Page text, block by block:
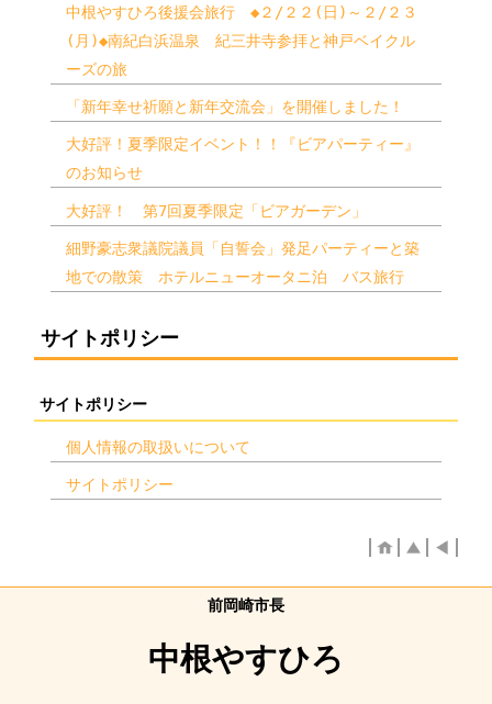
中根やすひろ後援会旅行 ◆２/２２(日)～２/２３
(月)◆南紀白浜温泉 紀三井寺参拝と神戸ベイクル
ーズの旅
「新年幸せ祈願と新年交流会」を開催しました！
大好評！夏季限定イベント！！『ビアパーティー』
のお知らせ
大好評！ 第7回夏季限定「ビアガーデン」
細野豪志衆議院議員「自誓会」発足パーティーと築
地での散策 ホテルニューオータニ泊 バス旅行
サイトポリシー
サイトポリシー
個人情報の取扱いについて
サイトポリシー
前岡崎市長
中根やすひろ